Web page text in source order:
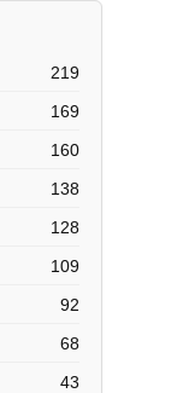
219
169
160
138
128
109
92
68
43